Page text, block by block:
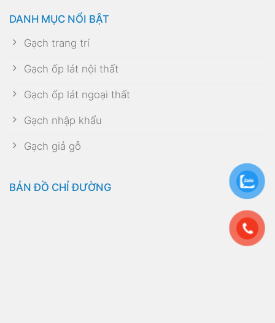
DANH MỤC NỔI BẬT
Gạch trang trí
Gạch ốp lát nội thất
Gạch ốp lát ngoại thất
Gạch nhập khẩu
Gạch giả gỗ
BẢN ĐỒ CHỈ ĐƯỜNG